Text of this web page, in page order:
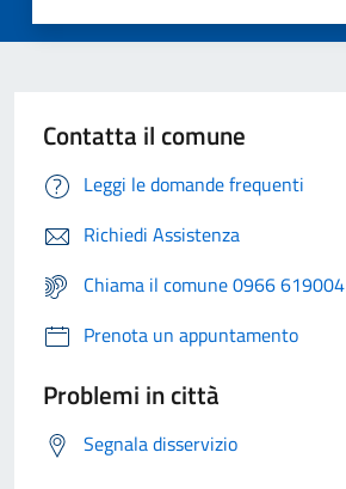
Contatta il comune
Leggi le domande frequenti
Richiedi Assistenza
Chiama il comune 0966 619004
Prenota un appuntamento
Problemi in città
Segnala disservizio